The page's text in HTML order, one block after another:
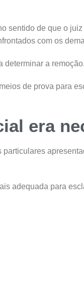
sentido de que o
com os
determinar a remoção.
de prova para
era
adequada para